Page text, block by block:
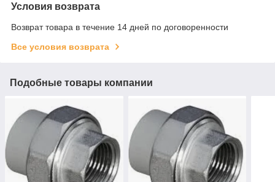
Условия возврата
Возврат товара в течение 14 дней по договоренности
Все условия возврата
Подобные товары компании